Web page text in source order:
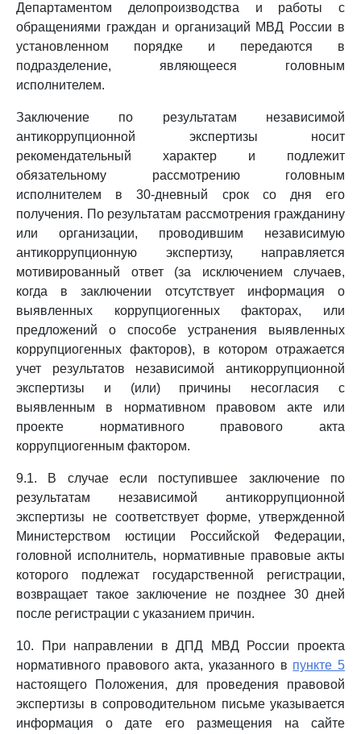
Департаментом делопроизводства и работы с
обращениями граждан и организаций МВД России в
установленном порядке и передаются в
подразделение, являющееся головным
исполнителем.
Заключение по результатам независимой
антикоррупционной экспертизы носит
рекомендательный характер и подлежит
обязательному рассмотрению головным
исполнителем в 30-дневный срок со дня его
получения. По результатам рассмотрения гражданину
или организации, проводившим независимую
антикоррупционную экспертизу, направляется
мотивированный ответ (за исключением случаев,
когда в заключении отсутствует информация о
выявленных коррупциогенных факторах, или
предложений о способе устранения выявленных
коррупциогенных факторов), в котором отражается
учет результатов независимой антикоррупционной
экспертизы и (или) причины несогласия с
выявленным в нормативном правовом акте или
проекте нормативного правового акта
коррупциогенным фактором.
9.1. В случае если поступившее заключение по
результатам независимой антикоррупционной
экспертизы не соответствует форме, утвержденной
Министерством юстиции Российской Федерации,
головной исполнитель, нормативные правовые акты
которого подлежат государственной регистрации,
возвращает такое заключение не позднее 30 дней
после регистрации с указанием причин.
10. При направлении в ДПД МВД России проекта
нормативного правового акта, указанного в пункте 5
настоящего Положения, для проведения правовой
экспертизы в сопроводительном письме указывается
информация о дате его размещения на сайте